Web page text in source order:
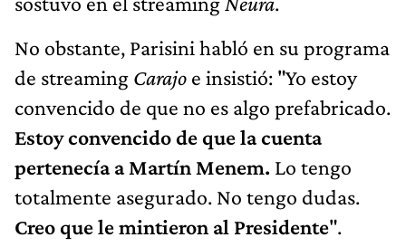
No obstante, Parisini habló en su programa
de streaming Carajo e insistió: "Yo estoy
convencido de que no es algo prefabricado.
Estoy convencido de que la cuenta
pertenecía a Martín Menem. Lo tengo
totalmente asegurado. No tengo dudas.
Creo que le mintieron al Presidente".